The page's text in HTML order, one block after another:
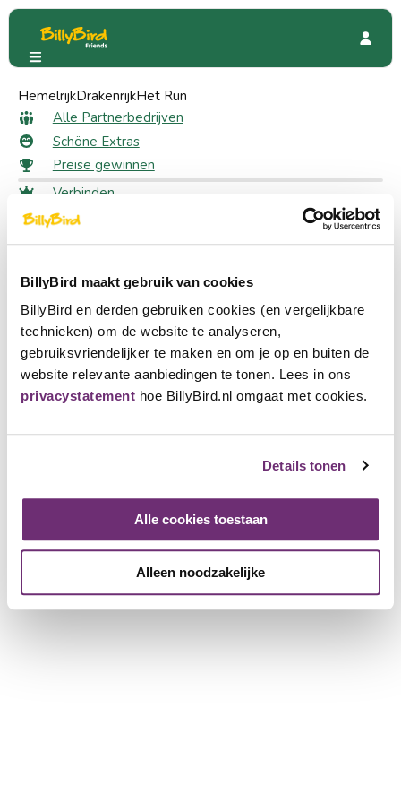
BillyBird maakt gebruik van cookies
BillyBird en derden gebruiken cookies (en vergelijkbare
technieken) om de website te analyseren,
gebruiksvriendelijker te maken en om je op en buiten de
website relevante aanbiedingen te tonen. Lees in ons
privacystatement hoe BillyBird.nl omgaat met cookies.
Details tonen
Alle cookies toestaan
Alleen noodzakelijke
HemelrijkDrakenrijkHet Run
Alle Partnerbedrijven
Schöne Extras
Preise gewinnen
Verbinden
Anmeldung
Wählen Sie eine Sprache
Nederlands
English
Deutsch
Ein Partner werden
The Chocolate Factory
Alle Bewertungen für The
Chocolate Factory
Bewertung abgeben
Schreiben Sie eine Rezension zu dieser Seite.
schnell zu
Alle Partnerbedrijven
Schöne Extras
Preise gewinnen
Arbeiten bei BillyBird
Betrieb von Strandbädern
Für Partnerunternehmen